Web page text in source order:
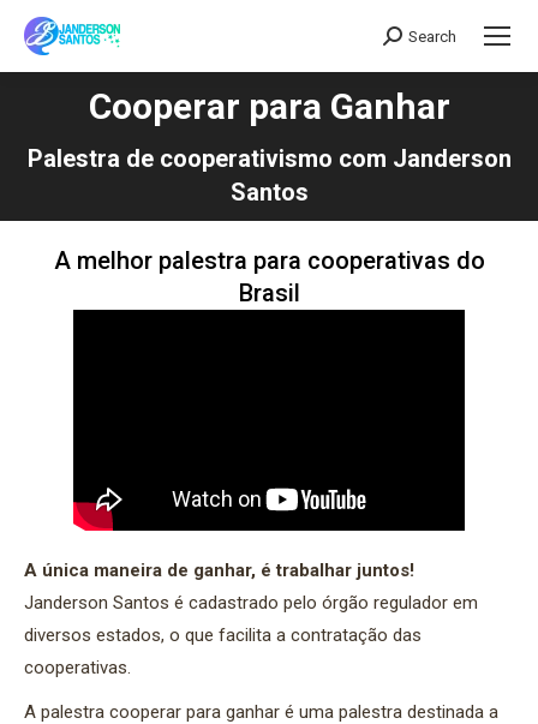
Search:
Search
Cooperar para Ganhar
Palestra de cooperativismo com Janderson
Santos
Você está aqui:
A melhor palestra para cooperativas do
Brasil
A única maneira de ganhar, é trabalhar juntos!
Janderson Santos é cadastrado pelo órgão regulador em
diversos estados, o que facilita a contratação das
cooperativas.
A palestra cooperar para ganhar é uma palestra destinada a